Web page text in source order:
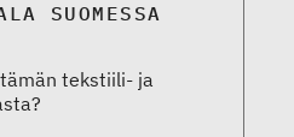
SUOMESSA
tekstiili- ja